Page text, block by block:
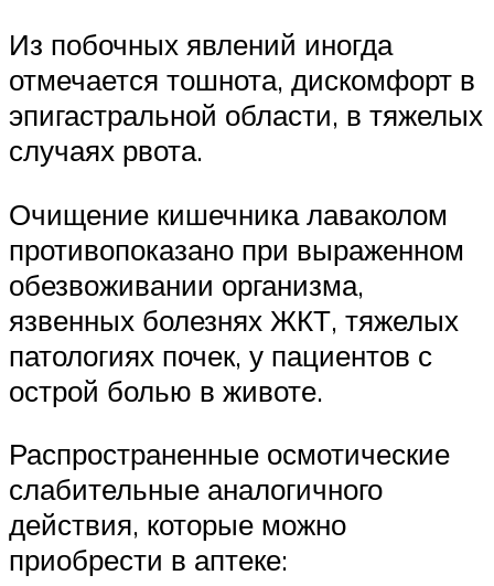
Из побочных явлений иногда
отмечается тошнота, дискомфорт в
эпигастральной области, в тяжелых
случаях рвота.
Очищение кишечника лаваколом
противопоказано при выраженном
обезвоживании организма,
язвенных болезнях ЖКТ, тяжелых
патологиях почек, у пациентов с
острой болью в животе.
Распространенные осмотические
слабительные аналогичного
действия, которые можно
приобрести в аптеке: